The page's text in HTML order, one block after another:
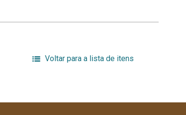
Voltar para a lista de itens